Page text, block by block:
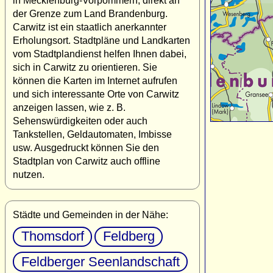
der Grenze zum Land Brandenburg.
Carwitz ist ein staatlich anerkannter
Erholungsort. Stadtpläne und Landkarten
vom Stadtplandienst helfen Ihnen dabei,
sich in Carwitz zu orientieren. Sie
können die Karten im Internet aufrufen
und sich interessante Orte von Carwitz
anzeigen lassen, wie z. B.
Sehenswürdigkeiten oder auch
Tankstellen, Geldautomaten, Imbisse
usw. Ausgedruckt können Sie den
Stadtplan von Carwitz auch offline
nutzen.
Städte und Gemeinden in der Nähe:
Thomsdorf
Feldberg
Feldberger Seenlandschaft